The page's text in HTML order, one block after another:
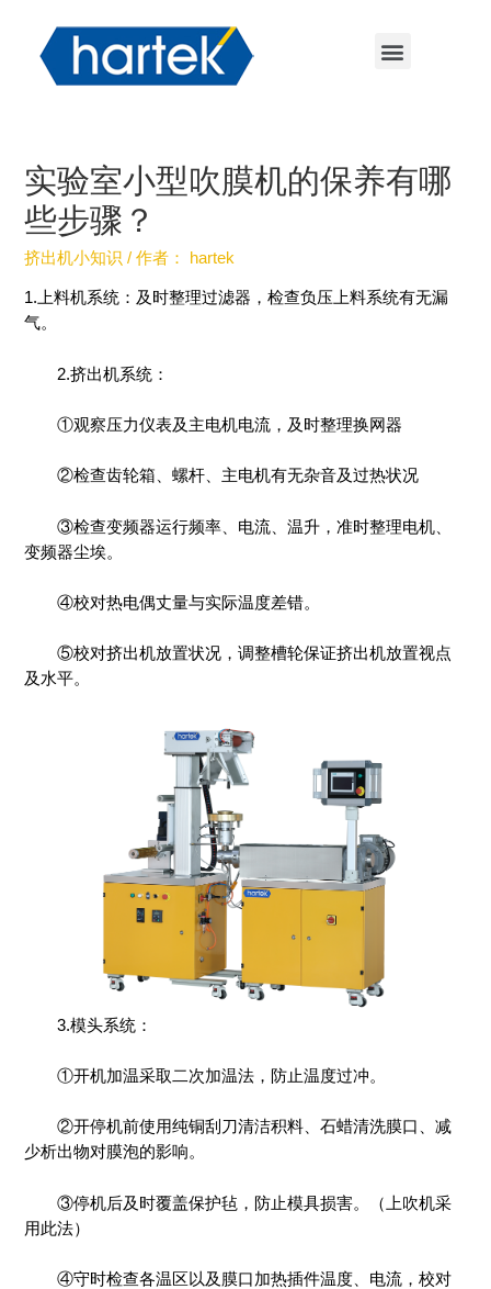
实验室小型吹膜机的保养有哪
些步骤？
挤出机小知识 / 作者： hartek
1.上料机系统：及时整理过滤器，检查负压上料系统有无漏
气。
2.挤出机系统：
①观察压力仪表及主电机电流，及时整理换网器
②检查齿轮箱、螺杆、主电机有无杂音及过热状况
③检查变频器运行频率、电流、温升，准时整理电机、
变频器尘埃。
④校对热电偶丈量与实际温度差错。
⑤校对挤出机放置状况，调整槽轮保证挤出机放置视点
及水平。
3.模头系统：
①开机加温采取二次加温法，防止温度过冲。
②开停机前使用纯铜刮刀清洁积料、石蜡清洗膜口、减
少析出物对膜泡的影响。
③停机后及时覆盖保护毡，防止模具损害。（上吹机采
用此法）
④守时检查各温区以及膜口加热插件温度、电流，校对